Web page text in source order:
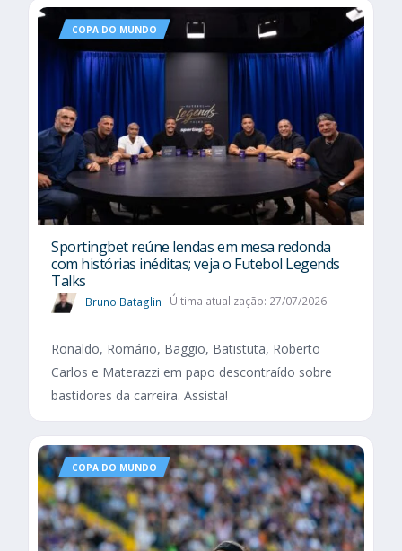
COPA DO MUNDO
Sportingbet reúne lendas em mesa redonda
com histórias inéditas; veja o Futebol Legends
Talks
Bruno Bataglin Última atualização: 27/07/2026
Ronaldo, Romário, Baggio, Batistuta, Roberto
Carlos e Materazzi em papo descontraído sobre
bastidores da carreira. Assista!
COPA DO MUNDO